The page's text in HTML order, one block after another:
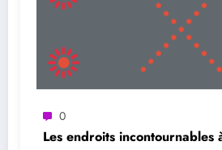
0
Les endroits incontournables